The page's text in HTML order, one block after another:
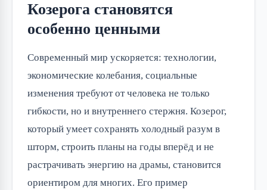
Козерога становятся
особенно ценными
Современный мир ускоряется: технологии,
экономические колебания, социальные
изменения требуют от человека не только
гибкости, но и внутреннего стержня. Козерог,
который умеет сохранять холодный разум в
шторм, строить планы на годы вперёд и не
растрачивать энергию на драмы, становится
ориентиром для многих. Его пример